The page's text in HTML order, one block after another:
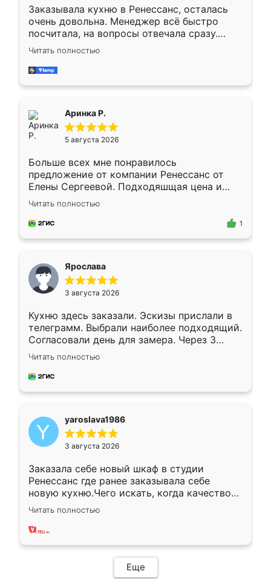
Заказывала кухню в Ренессанс, осталась
очень довольна. Менеджер всё быстро
посчитала, на вопросы отвечала сразу.
Замерщик приехал в субботу, подошёл к
делу со всей ответственностью. Собрали
за день, ребята работали аккуратно, даже
Читать полностью
Аринка Р.
5 августа 2026
Больше всех мне понравилось
предложение от компании Ренессанс от
Елены Сергеевой. Подходяшщая цена и
короткие сроки изготовления. Приехавший
для замера сотрудник Владислав
предложил по моему эскизу самый
Читать полностью
1
Ярослава
3 августа 2026
Кухню здесь заказали. Эскизы прислали в
телеграмм. Выбрали наиболее подходящий.
Согласовали день для замера. Через 3
недели кухня была уже готова. Остались
довольны работой. Спасибо Ренессанс
мебель за качественную работу!
Читать полностью
yaroslava1986
3 августа 2026
Заказала себе новый шкаф в студии
Ренессанс где ранее заказывала себе
новую кухню.Чего искать, когда качеством
вполне довольна. Служит кухня уже почти
два года, нареканий нет.
Читать полностью
Еще